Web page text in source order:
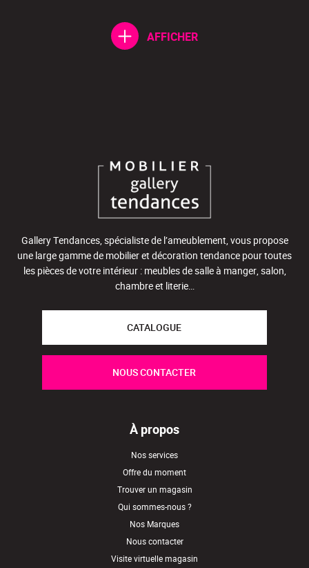
AFFICHER
Gallery Tendances, spécialiste de l’ameublement, vous propose
une large gamme de mobilier et décoration tendance pour toutes
les pièces de votre intérieur : meubles de salle à manger, salon,
chambre et literie…
CATALOGUE
NOUS CONTACTER
À propos
Nos services
Offre du moment
Trouver un magasin
Qui sommes-nous ?
Nos Marques
Nous contacter
Visite virtuelle magasin